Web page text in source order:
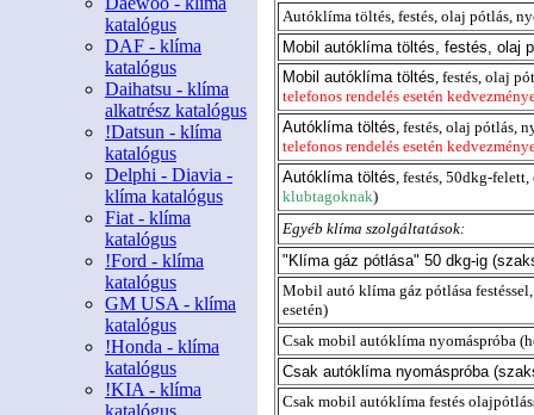
katalógus
DAF - klíma
katalógus
Daihatsu - klíma
alkatrész katalógus
!Datsun - klíma
katalógus
Delphi - Diavia -
klíma katalógus
Fiat - klíma
katalógus
!Ford - klíma
katalógus
GM USA - klíma
katalógus
!Honda - klíma
katalógus
!KIA - klíma
katalógus
Autóklíma töltés, festés, olaj pótlás,
Mobil autóklíma töltés, festés, olaj
Mobil autóklíma töltés, festés, olaj
telefonos rendelés esetén
Autóklíma töltés, festés, olaj pótlás,
telefonos rendelés esetén
Autóklíma töltés, festés, 50dkg-
klubtagoknak)
Egyéb klíma szolgáltatások:
"Klíma gáz pótlása" 50 dkg-ig
Mobil autó klíma gáz pótlása
esetén)
Csak mobil autóklíma nyomáspróba
Csak autóklíma nyomáspróba
Csak mobil autóklíma festés